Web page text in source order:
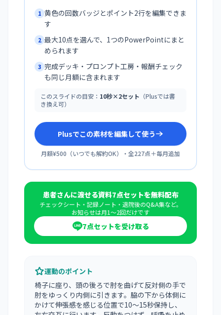
1 黄色の回数バッジとポイント2行を編集できま
す
2 最大10点を選んで、1つのPowerPointにまと
められます
3 完成デッキ・プロンプト工房・報酬チェック
も同じ月額に含まれます
このスライドの目安： 10秒×2セット （Plusでは書
き換え可）
Plusでこの素材を編集して使う
月額¥500 （いつでも解約OK）・全227点＋毎月追加
患者さんに渡せる資料7点セットを無料配布
チェックシート・記録ノート・退院後のQ&A集など。
お知らせは月1〜2回だけです
7点セットを受け取る
運動のポイント
椅子に座り、頭の後ろで肘を曲げて反対側の手で
肘をゆっくり内側に引きます。脇の下から体側に
かけて伸張感を感じる位置で10〜15秒保持し、